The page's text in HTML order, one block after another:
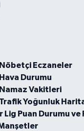
Eczaneler
Durumu
Vakitleri
Yoğunluk
Lig Puan Durumu ve